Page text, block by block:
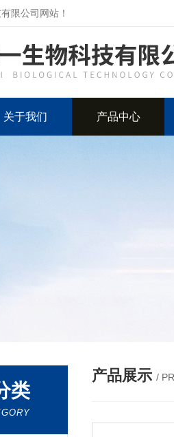
限公司网站！
关于我们 产品中心
类
产品展示 /